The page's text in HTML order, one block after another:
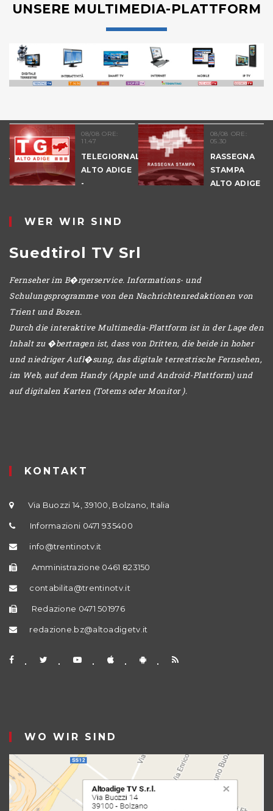
UNSERE MULTIMEDIA-PLATTFORM
08/08 ORE:
11.47
TELEGIORNALE
ALTO ADIGE
-
08/08 ORE:
05.30
RASSEGNA
STAMPA
ALTO ADIGE
WER WIR SIND
Suedtirol TV Srl
Fernseher im B�rgerservice. Informations- und
Schulungsprogramme von den Nachrichtenredaktionen von
Trient und Bozen.
Durch die interaktive Multimedia-Plattform ist in der Lage den
Inhalt zu �bertragen ist, dass von Dritten, die beide in hoher
und niedriger Aufl�sung, das digitale terrestrische Fernsehen,
im Web, auf dem Handy (Apple und Android-Plattform) und
auf digitalen Karten (Totems oder Monitor ).
KONTAKT
Via Buozzi 14, 39100, Bolzano, Italia
Informazioni 0471 935400
info@trentinotv.it
Amministrazione 0461 823150
contabilita@trentinotv.it
Redazione 0471 501976
redazione.bz@altoadigetv.it
WO WIR SIND